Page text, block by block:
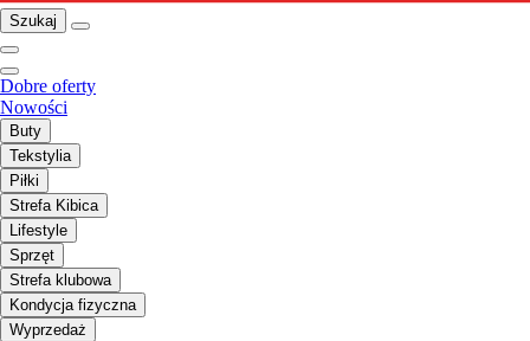
Szukaj
Dobre oferty
Nowości
Buty
Tekstylia
Piłki
Strefa Kibica
Lifestyle
Sprzęt
Strefa klubowa
Kondycja fizyczna
Wyprzedaż